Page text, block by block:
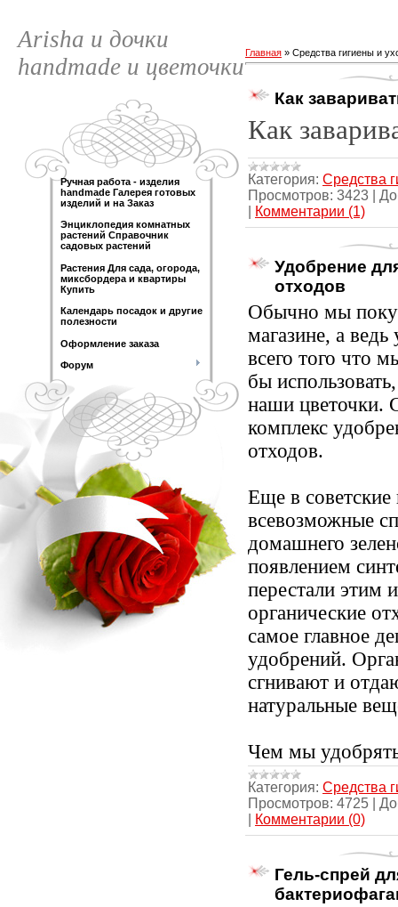
Arisha и дочки
handmade и цветочки
Ручная работа - изделия
handmade Галерея готовых
изделий и на Заказ
Энциклопедия комнатных
растений Справочник
садовых растений
Растения Для сада, огорода,
миксбордера и квартиры
Купить
Календарь посадок и другие
полезности
Оформление заказа
Форум
Главная » Средства гигиены и
Как
Как
Категория: Средства
Просмотров: 3423
Комментарии (1)
Удобрение
отходов
Обычно мы
магазине, а ведь
всего того что
бы
наши цветочки.
комплекс
отходов.
Еще в
всевозможные
домашнего
появлением
перестали этим
органические
самое главное
удобрений.
сгнивают и
натуральные
Чем мы
Категория: Средства
Просмотров: 4725
Комментарии (0)
Гель-спрей